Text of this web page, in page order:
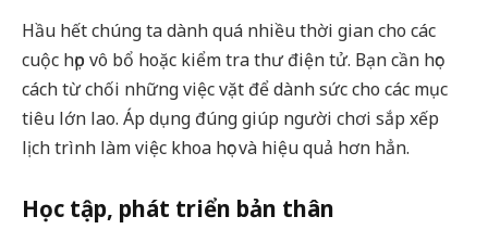
Hầu hết chúng ta dành quá nhiều thời gian cho các
cuộc họp vô bổ hoặc kiểm tra thư điện tử. Bạn cần học
cách từ chối những việc vặt để dành sức cho các mục
tiêu lớn lao. Áp dụng đúng giúp người chơi sắp xếp
lịch trình làm việc khoa học và hiệu quả hơn hẳn.
Học tập, phát triển bản thân